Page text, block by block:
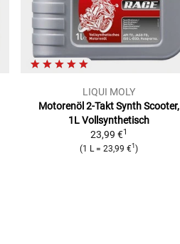
LIQUI MOLY
Motorenöl 2-Takt Synth Scooter,
1LVollsynthetisch
23,99 €1
(1 L = 23,99 €1 )